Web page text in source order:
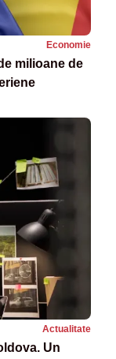
Economie
milioane de
Actualitate
Un